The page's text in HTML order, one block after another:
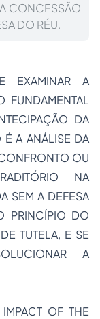
CONCESSÃO
DO RÉU.
EXAMINAR A
FUNDAMENTAL
DA
A ANÁLISE DA
OU
NA
SEM A DEFESA
PRINCÍPIO DO
TUTELA, E SE
A
OF THE